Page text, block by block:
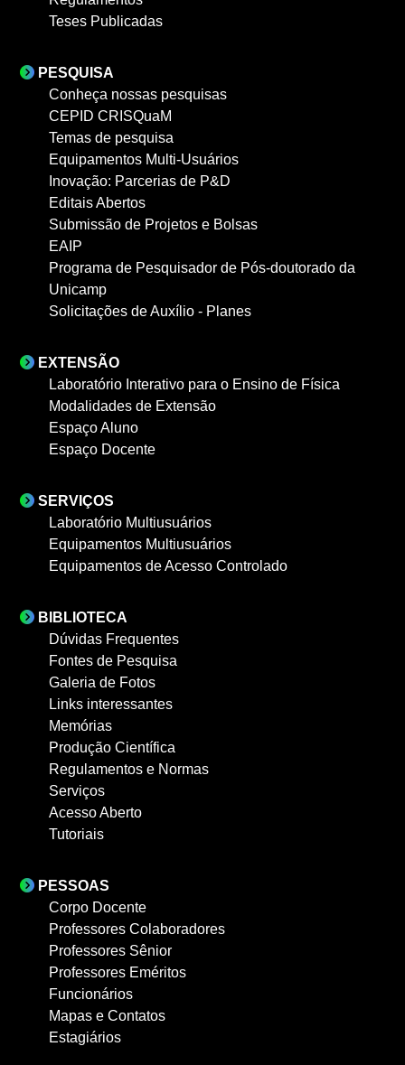
Teses Publicadas
PESQUISA
Conheça nossas pesquisas
CEPID CRISQuaM
Temas de pesquisa
Equipamentos Multi-Usuários
Inovação: Parcerias de P&D
Editais Abertos
Submissão de Projetos e Bolsas
EAIP
Programa de Pesquisador de Pós-doutorado da
Unicamp
Solicitações de Auxílio - Planes
EXTENSÃO
Laboratório Interativo para o Ensino de Física
Modalidades de Extensão
Espaço Aluno
Espaço Docente
SERVIÇOS
Laboratório Multiusuários
Equipamentos Multiusuários
Equipamentos de Acesso Controlado
BIBLIOTECA
Dúvidas Frequentes
Fontes de Pesquisa
Galeria de Fotos
Links interessantes
Memórias
Produção Científica
Regulamentos e Normas
Serviços
Acesso Aberto
Tutoriais
PESSOAS
Corpo Docente
Professores Colaboradores
Professores Sênior
Professores Eméritos
Funcionários
Mapas e Contatos
Estagiários